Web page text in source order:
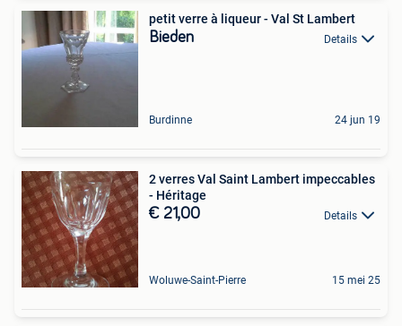
petit verre à liqueur - Val St Lambert
Bieden Details
Burdinne 24 jun 19
2 verres Val Saint Lambert impeccables
- Héritage
€ 21,00 Details
Woluwe-Saint-Pierre 15 mei 25